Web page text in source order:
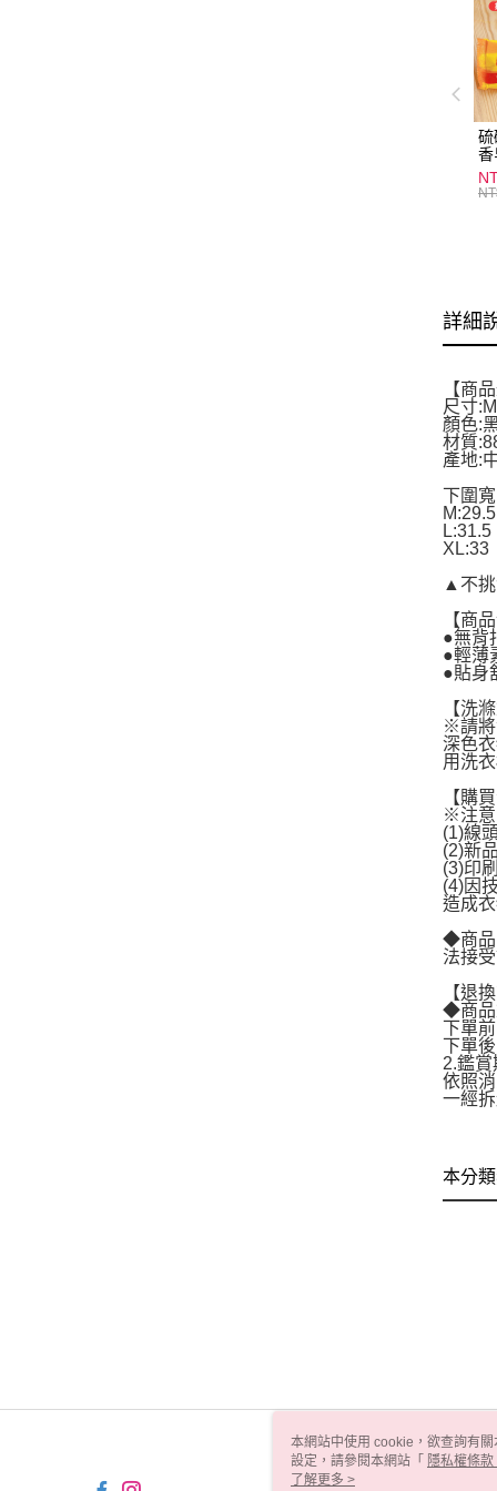
硫
香
護
詳細
【商
尺寸
顏色:
材質
產地:
下圍
M:29.5
L:31.5
XL:33
▲不
【商
●無背
●輕薄
●貼身
【洗
※請將
深色
用洗
【購
※注意
(1)線
(2)新
(3)印
(4)因
造成
◆商品
法接
【退
◆商品
下單
下單
2.鑑賞
依照
一經
本分
本網站中使用 cookie，欲查詢有
設定，請參閱本網站「 隱私權條款
使用 cookie。
了解更多 >